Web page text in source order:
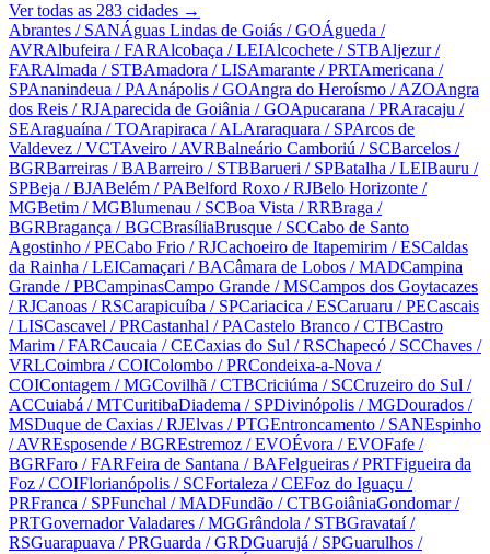
Ver todas as 283 cidades →
Abrantes / SANÁguas Lindas de Goiás / GOÁgueda /
AVRAlbufeira / FARAlcobaça / LEIAlcochete / STBAljezur/
FARAlmada / STBAmadora / LISAmarante / PRTAmericana /
SPAnanindeua / PAAnápolis / GOAngra do Heroísmo / AZOAngra
dos Reis / RJAparecida de Goiânia / GOApucarana / PRAracaju /
SEAraguaína / TOArapiraca / ALAraraquara / SPArcos de
Valdevez / VCTAveiro / AVRBalneário Camboriú / SCBarcelos /
BGRBarreiras / BABarreiro / STBBarueri / SPBatalha / LEIBauru /
SPBeja / BJABelém / PABelford Roxo / RJBelo Horizonte /
MGBetim / MGBlumenau / SCBoa Vista / RRBraga /
BGRBragança / BGCBrasíliaBrusque / SCCabo de Santo
Agostinho / PECabo Frio / RJCachoeiro de Itapemirim / ESCaldas
da Rainha / LEICamaçari / BACâmara de Lobos / MADCampina
Grande / PBCampinasCampo Grande / MSCampos dos Goytacazes
/ RJCanoas / RSCarapicuíba / SPCariacica / ESCaruaru / PECascais
/ LISCascavel / PRCastanhal / PACastelo Branco / CTBCastro
Marim / FARCaucaia / CECaxias do Sul / RSChapecó / SCChaves /
VRLCoimbra / COIColombo / PRCondeixa-a-Nova /
COIContagem / MGCovilhã / CTBCriciúma / SCCruzeiro do Sul /
ACCuiabá / MTCuritibaDiadema / SPDivinópolis / MGDourados /
MSDuque de Caxias / RJElvas / PTGEntroncamento / SANEspinho
/ AVREsposende / BGREstremoz / EVOÉvora / EVOFafe /
BGRFaro / FARFeira de Santana / BAFelgueiras / PRTFigueira da
Foz / COIFlorianópolis / SCFortaleza / CEFoz do Iguaçu /
PRFranca / SPFunchal / MADFundão / CTBGoiâniaGondomar/
PRTGovernador Valadares / MGGrândola / STBGravataí/
RSGuarapuava / PRGuarda / GRDGuarujá / SPGuarulhos /